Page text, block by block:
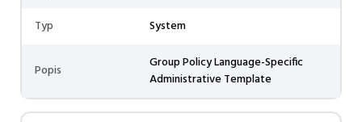
Typ
System
Popis
Group Policy Language-Specific
Administrative Template